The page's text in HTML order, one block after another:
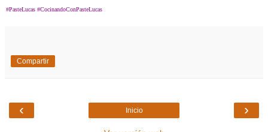
#PasteLucas #CocinandoConPasteLucas
Compartir
‹ ›
Inicio